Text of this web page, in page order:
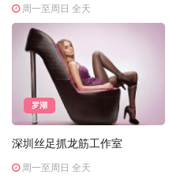
周一至周日 全天
罗湖
深圳丝足抓龙筋工作室
周一至周日 全天